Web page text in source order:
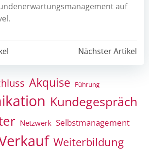
auf
navigation
Nächster Artikel
Akquise Führung
Kundegespräch
Netzwerk Selbstmanagement
Weiterbildung